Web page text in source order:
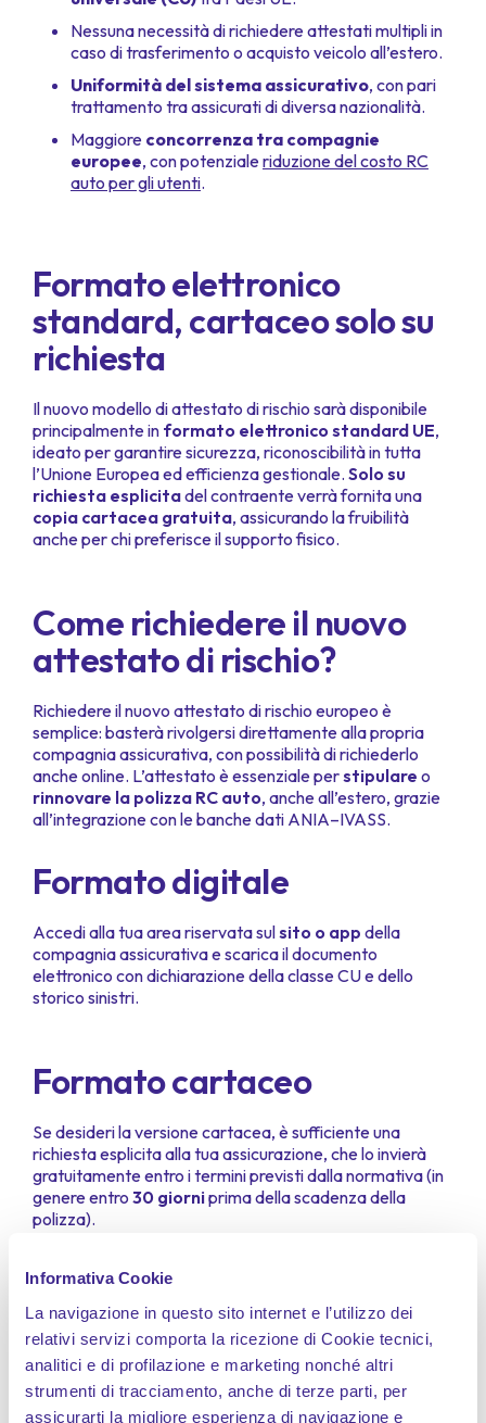
Informativa Cookie
La navigazione in questo sito internet e l’utilizzo dei
relativi servizi comporta la ricezione di Cookie tecnici,
analitici e di profilazione e marketing nonché altri
strumenti di tracciamento, anche di terze parti, per
assicurarti la migliore esperienza di navigazione e
Nessuna necessità di richiedere attestati multipli in
caso di trasferimento o acquisto veicolo all’estero.
Uniformità del sistema assicurativo, con pari
trattamento tra assicurati di diversa nazionalità.
Maggiore concorrenza tra compagnie
europee, con potenzialeriduzione del costo RC
auto per gli utenti.
Formato elettronico
standard, cartaceo solo su
richiesta
Il nuovo modello di attestato di rischio sarà disponibile
principalmente in formato elettronico standard UE,
ideato per garantire sicurezza, riconoscibilità in tutta
l’Unione Europea ed efficienza gestionale. Solo su
richiesta esplicitadel contraente verrà fornita una
copia cartacea gratuita, assicurando la fruibilità
anche per chi preferisce il supporto fisico.
Come richiedere il nuovo
attestato di rischio?
Richiedere il nuovo attestato di rischio europeo è
semplice: basterà rivolgersi direttamente alla propria
compagnia assicurativa, con possibilità di richiederlo
anche online. L’attestato è essenziale perstipulare o
rinnovare la polizza RC auto, anche all’estero, grazie
all’integrazione con le banche dati ANIA–IVASS.
Formato digitale
Accedi alla tua area riservata sulsito o app della
compagnia assicurativa e scarica il documento
elettronico con dichiarazione della classe CU e dello
storico sinistri.
Formato cartaceo
Se desideri la versione cartacea, è sufficiente una
richiesta esplicita alla tua assicurazione, che lo invierà
gratuitamente entro i termini previsti dalla normativa (in
genere entro 30 giorniprima della scadenza della
polizza).